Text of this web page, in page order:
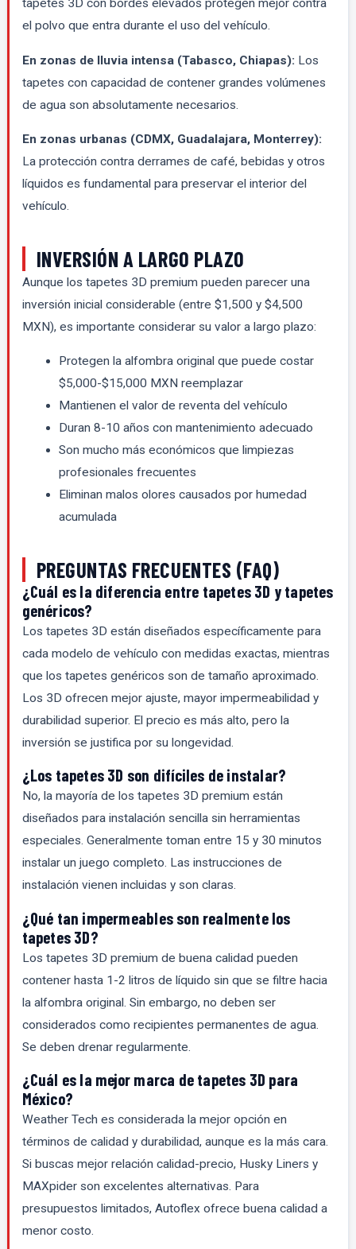
tapetes 3D con bordes elevados protegen mejor contra
el polvo que entra durante el uso del vehículo.
En zonas de lluvia intensa (Tabasco, Chiapas): Los
tapetes con capacidad de contener grandes volúmenes
de agua son absolutamente necesarios.
En zonas urbanas (CDMX, Guadalajara, Monterrey):
La protección contra derrames de café, bebidas y otros
líquidos es fundamental para preservar el interior del
vehículo.
INVERSIÓN A LARGO PLAZO
Aunque los tapetes 3D premium pueden parecer una
inversión inicial considerable (entre $1,500 y $4,500
MXN), es importante considerar su valor a largo plazo:
Protegen la alfombra original que puede costar
$5,000-$15,000 MXN reemplazar
Mantienen el valor de reventa del vehículo
Duran 8-10 años con mantenimiento adecuado
Son mucho más económicos que limpiezas
profesionales frecuentes
Eliminan malos olores causados por humedad
acumulada
PREGUNTAS FRECUENTES (FAQ)
¿Cuál es la diferencia entre tapetes 3D y tapetes
genéricos?
Los tapetes 3D están diseñados específicamente para
cada modelo de vehículo con medidas exactas, mientras
que los tapetes genéricos son de tamaño aproximado.
Los 3D ofrecen mejor ajuste, mayor impermeabilidad y
durabilidad superior. El precio es más alto, pero la
inversión se justifica por su longevidad.
¿Los tapetes 3D son difíciles de instalar?
No, la mayoría de los tapetes 3D premium están
diseñados para instalación sencilla sin herramientas
especiales. Generalmente toman entre 15 y 30 minutos
instalar un juego completo. Las instrucciones de
instalación vienen incluidas y son claras.
¿Qué tan impermeables son realmente los
tapetes 3D?
Los tapetes 3D premium de buena calidad pueden
contener hasta 1-2 litros de líquido sin que se filtre hacia
la alfombra original. Sin embargo, no deben ser
considerados como recipientes permanentes de agua.
Se deben drenar regularmente.
¿Cuál es la mejor marca de tapetes 3D para
México?
Weather Tech es considerada la mejor opción en
términos de calidad y durabilidad, aunque es la más cara.
Si buscas mejor relación calidad-precio, Husky Liners y
MAXpider son excelentes alternativas. Para
presupuestos limitados, Autoflex ofrece buena calidad a
menor costo.